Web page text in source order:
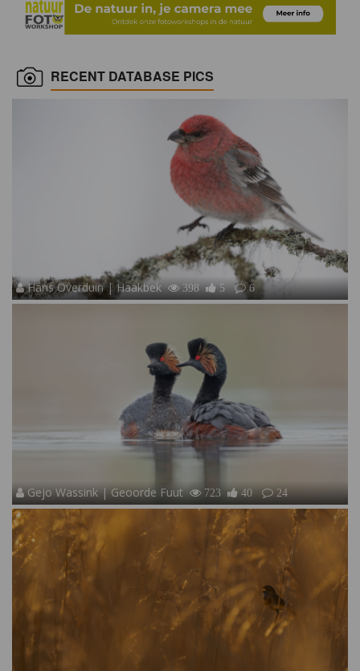
RECENT DATABASE PICS
Hans Overduin | Haakbek 398 5 6
Gejo Wassink | Geoorde Fuut 723 40 24